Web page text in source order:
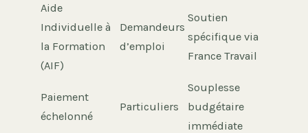
Aide
Individuelle à
la Formation
(AIF)
Demandeurs
d’emploi
Soutien
spécifique via
France Travail
Paiement
échelonné
Particuliers
Souplesse
budgétaire
immédiate